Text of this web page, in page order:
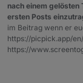
    });
nach einem
ersten Posts
im Beitrag wenn er
https://picpick.app/
https://